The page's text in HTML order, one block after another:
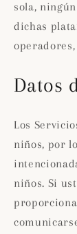
sola,
dichas
Datos
Los
niños, por
niños. Si